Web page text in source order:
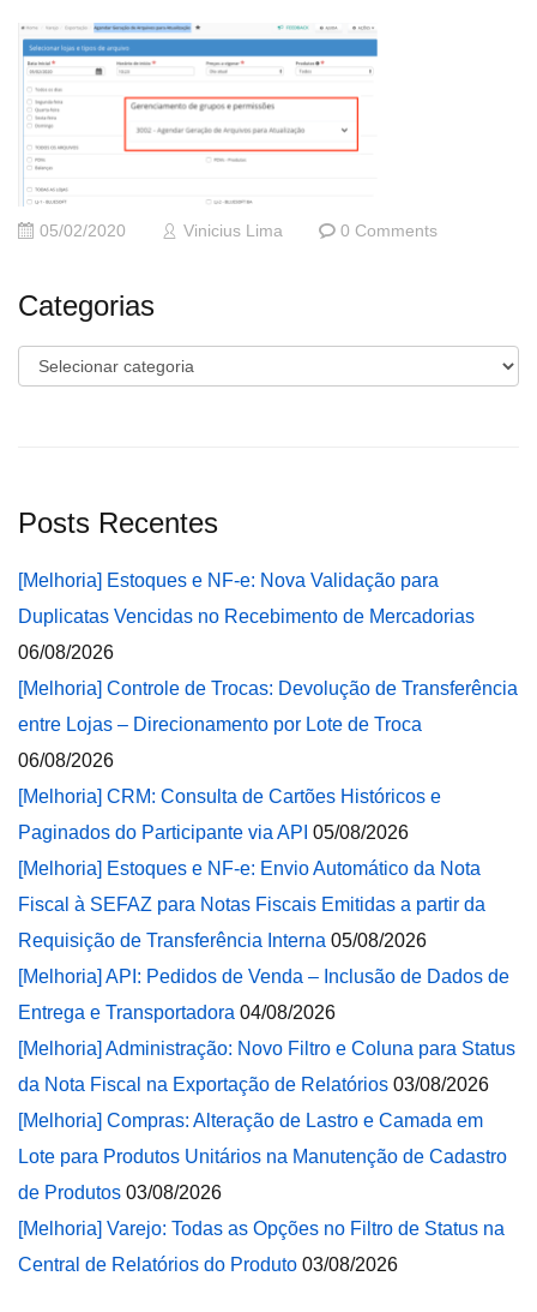
05/02/2020 Vinicius Lima 0 Comments
Categorias
Categorias
Posts Recentes
[Melhoria] Estoques e NF-e: Nova Validação para
Duplicatas Vencidas no Recebimento de Mercadorias
06/08/2026
[Melhoria] Controle de Trocas: Devolução de Transferência
entre Lojas – Direcionamento por Lote de Troca
06/08/2026
[Melhoria] CRM: Consulta de Cartões Históricos e
Paginados do Participante via API 05/08/2026
[Melhoria] Estoques e NF-e: Envio Automático da Nota
Fiscal à SEFAZ para Notas Fiscais Emitidas a partir da
Requisição de Transferência Interna 05/08/2026
[Melhoria] API: Pedidos de Venda – Inclusão de Dados de
Entrega e Transportadora 04/08/2026
[Melhoria] Administração: Novo Filtro e Coluna para Status
da Nota Fiscal na Exportação de Relatórios 03/08/2026
[Melhoria] Compras: Alteração de Lastro e Camada em
Lote para Produtos Unitários na Manutenção de Cadastro
de Produtos 03/08/2026
[Melhoria] Varejo: Todas as Opções no Filtro de Status na
Central de Relatórios do Produto 03/08/2026